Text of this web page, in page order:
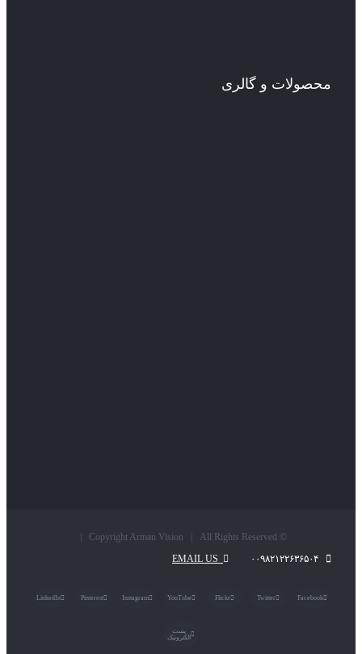
محصولات و گالری
© Copyright Arman Vision | All Rights Reserved |
Facebook
Twitter
Flickr
YouTube
Instagram
Pinterest
LinkedIn
پست
الکترونیک